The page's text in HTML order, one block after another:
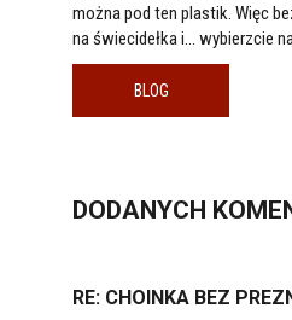
można pod ten plastik. Więc
na świecidełka i… wybierzcie
BLOG
DODANYCH
RE: CHOINKA BEZ